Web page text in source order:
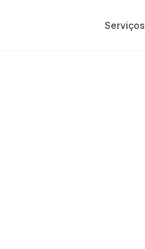
Serviços